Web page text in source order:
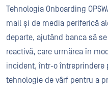
Tehnologia Onboarding
mail și de media periferică
departe, ajutând banca să
reactivă, care urmărea în
incident, într-o întreprindere
tehnologie de vârf pentru a